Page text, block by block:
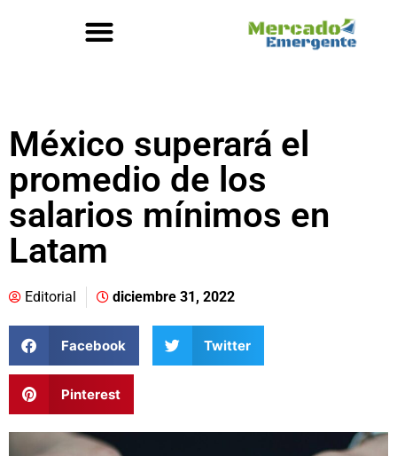
México superará el
promedio de los
salarios mínimos en
Latam
Editorial diciembre 31, 2022
Facebook Twitter
Pinterest